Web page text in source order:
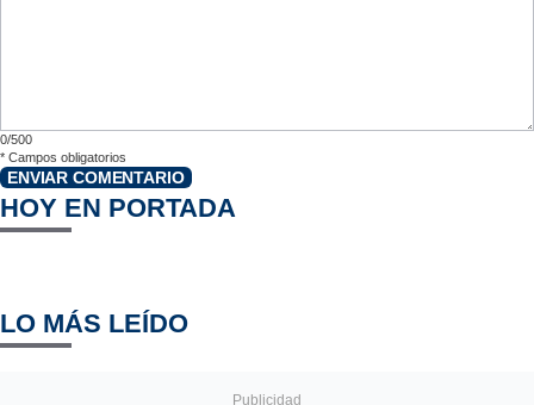
0/500
* Campos obligatorios
ENVIAR COMENTARIO
HOY EN PORTADA
LO MÁS LEÍDO